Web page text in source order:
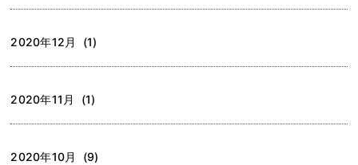
2020年12月 (1)
2020年11月 (1)
2020年10月 (9)